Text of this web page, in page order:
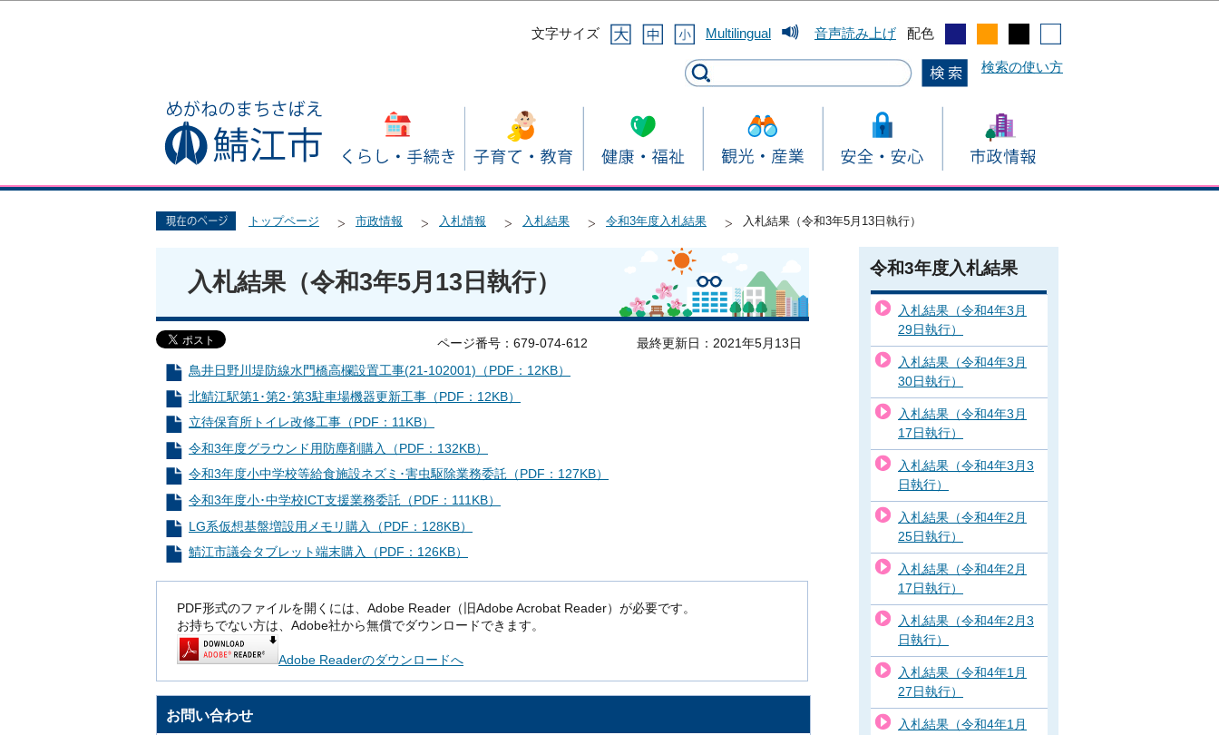
文字サイズ
Multilingual 音声読み上げ 配色
検索の使い方
トップページ 市政情報 入札情報 入札結果 令和3年度入札結果 入札結果（令和3年5月13日執行）
入札結果（令和3年5月13日執行）
ページ番号：679-074-612
最終更新日：2021年5月13日
鳥井日野川堤防線水門橋高欄設置工事(21-102001)（PDF：12KB）
北鯖江駅第1･第2･第3駐車場機器更新工事（PDF：12KB）
立待保育所トイレ改修工事（PDF：11KB）
令和3年度グラウンド用防塵剤購入（PDF：132KB）
令和3年度小中学校等給食施設ネズミ･害虫駆除業務委託（PDF：127KB）
令和3年度小･中学校ICT支援業務委託（PDF：111KB）
LG系仮想基盤増設用メモリ購入（PDF：128KB）
鯖江市議会タブレット端末購入（PDF：126KB）
PDF形式のファイルを開くには、Adobe Reader（旧Adobe Acrobat Reader）が必要です。
お持ちでない方は、Adobe社から無償でダウンロードできます。
Adobe Readerのダウンロードへ
お問い合わせ
令和3年度入札結果
入札結果（令和4年3月
29日執行）
入札結果（令和4年3月
30日執行）
入札結果（令和4年3月
17日執行）
入札結果（令和4年3月3
日執行）
入札結果（令和4年2月
25日執行）
入札結果（令和4年2月
17日執行）
入札結果（令和4年2月3
日執行）
入札結果（令和4年1月
27日執行）
入札結果（令和4年1月